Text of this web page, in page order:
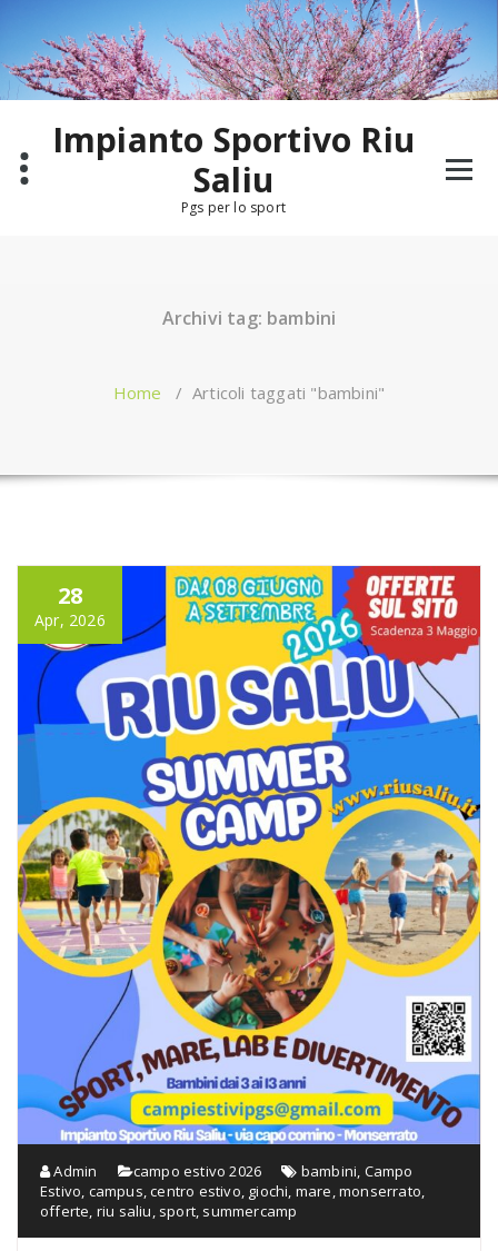
contenuto
Impianto Sportivo Riu
Saliu
Pgs per lo sport
Archivi tag: bambini
Home / Articoli taggati "bambini"
28
Apr, 2026
Admin campo estivo 2026 bambini, Campo
Estivo, campus,centro estivo, giochi, mare,monserrato,
offerte, riu saliu, sport, summercamp